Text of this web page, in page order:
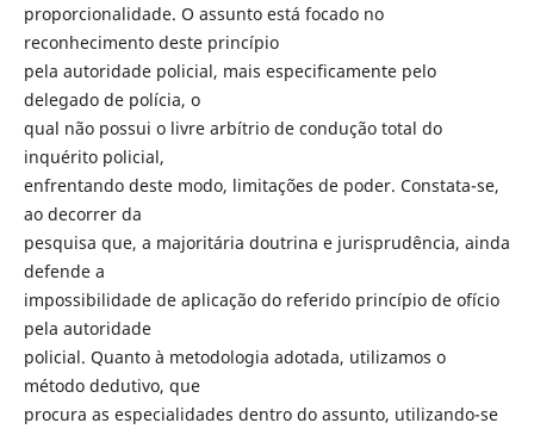
proporcionalidade. O assunto está focado no
reconhecimento deste princípio
pela autoridade policial, mais especificamente pelo
delegado de polícia, o
qual não possui o livre arbítrio de condução total do
inquérito policial,
enfrentando deste modo, limitações de poder. Constata-se,
ao decorrer da
pesquisa que, a majoritária doutrina e jurisprudência, ainda
defende a
impossibilidade de aplicação do referido princípio de ofício
pela autoridade
policial. Quanto à metodologia adotada, utilizamos o
método dedutivo, que
procura as especialidades dentro do assunto, utilizando-se